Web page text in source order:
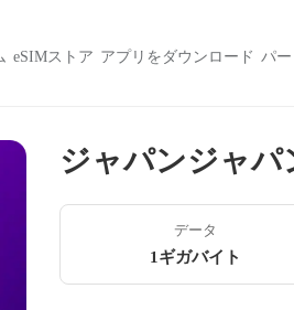
eSIMストア アプリをダウンロード パ
ジャパンジャパ
データ
1ギガバイト